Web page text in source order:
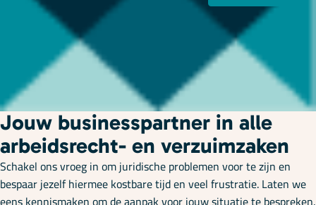
Onze specialisaties
Kennisbank
Cursussen
Plan een afspraak
Jouw businesspartner in alle
arbeidsrecht- en verzuimzaken
Schakel ons vroeg in om juridische problemen voor te zijn en
bespaar jezelf hiermee kostbare tijd en veel frustratie. Laten we